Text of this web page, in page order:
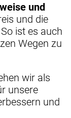
und
und die
ist es auch
Wegen zu
wir als
unsere
und